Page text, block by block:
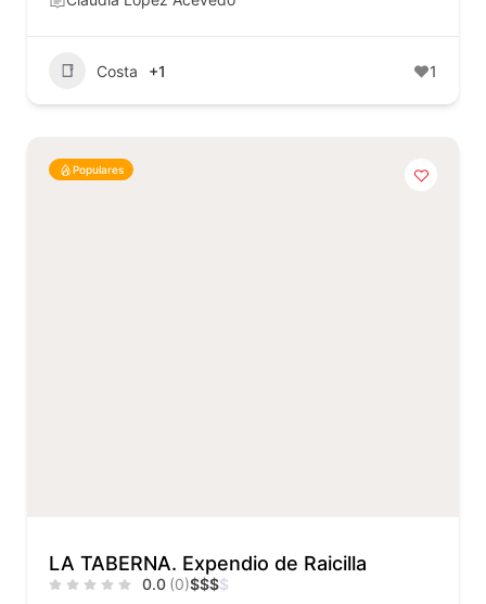
Costa +1 1
Populares
LA TABERNA. Expendio de Raicilla
0.0 (0)$$$$